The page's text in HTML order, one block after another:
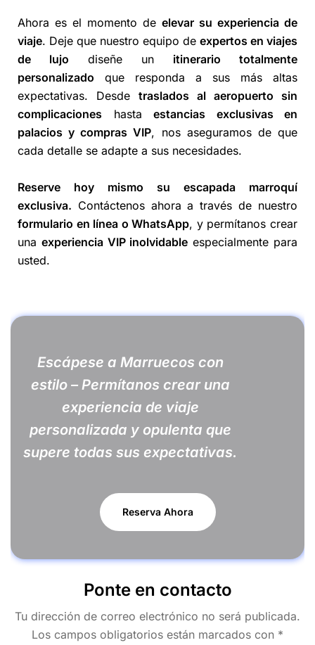
Ahora es el momento de elevar su experiencia de
viaje. Deje que nuestro equipo de expertos en viajes
de lujo diseñe un itinerario totalmente
personalizado que responda a sus más altas
expectativas. Desde traslados al aeropuerto sin
complicaciones hasta estancias exclusivas en
palacios y compras VIP, nos aseguramos de que
cada detalle se adapte a sus necesidades.
Reserve hoy mismo su escapada marroquí
exclusiva. Contáctenos ahora a través de nuestro
formulario en línea oWhatsApp, y permítanos crear
una experiencia VIP inolvidable especialmente para
usted.
Escápese a Marruecos con
estilo – Permítanos crear una
experiencia de viaje
personalizada y opulenta que
supere todas sus expectativas.
Reserva Ahora
Ponte en contacto
Tu dirección de correo electrónico no será publicada.
Los campos obligatorios están marcados con *